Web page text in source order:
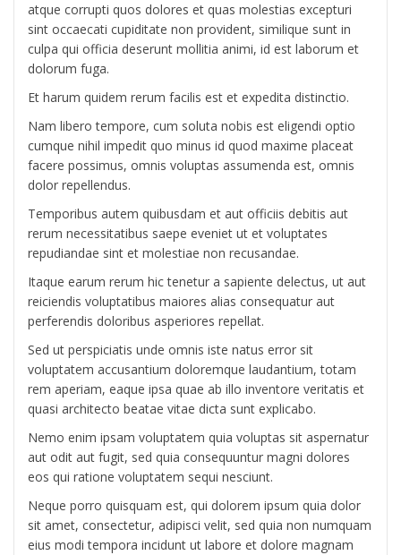
atque corrupti quos dolores et quas molestias excepturi
sint occaecati cupiditate non provident, similique sunt in
culpa qui officia deserunt mollitia animi, id est laborum et
dolorum fuga.
Et harum quidem rerum facilis est et expedita distinctio.
Nam libero tempore, cum soluta nobis est eligendi optio
cumque nihil impedit quo minus id quod maxime placeat
facere possimus, omnis voluptas assumenda est, omnis
dolor repellendus.
Temporibus autem quibusdam et aut officiis debitis aut
rerum necessitatibus saepe eveniet ut et voluptates
repudiandae sint et molestiae non recusandae.
Itaque earum rerum hic tenetur a sapiente delectus, ut aut
reiciendis voluptatibus maiores alias consequatur aut
perferendis doloribus asperiores repellat.
Sed ut perspiciatis unde omnis iste natus error sit
voluptatem accusantium doloremque laudantium, totam
rem aperiam, eaque ipsa quae ab illo inventore veritatis et
quasi architecto beatae vitae dicta sunt explicabo.
Nemo enim ipsam voluptatem quia voluptas sit aspernatur
aut odit aut fugit, sed quia consequuntur magni dolores
eos qui ratione voluptatem sequi nesciunt.
Neque porro quisquam est, qui dolorem ipsum quia dolor
sit amet, consectetur, adipisci velit, sed quia non numquam
eius modi tempora incidunt ut labore et dolore magnam